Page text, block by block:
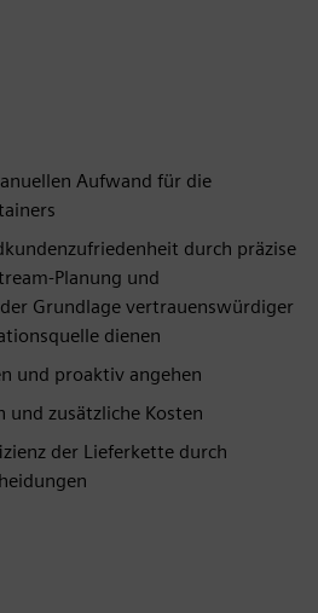
Aufwand für die
durch präzise
Planung und
Grundlage vertrauenswürdiger
dienen
und proaktiv angehen
und zusätzliche Kosten
der Lieferkette durch